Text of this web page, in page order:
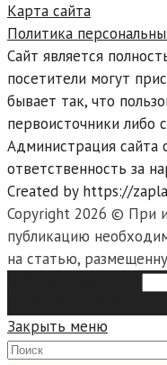
Карта сайта
Политика
Сайт является
посетители могут
бывает так, что
первоисточники либо
Администрация сайта
ответственность за
Created by https://
Copyright 2026 © При
публикацию
на статью,
Закрыть меню